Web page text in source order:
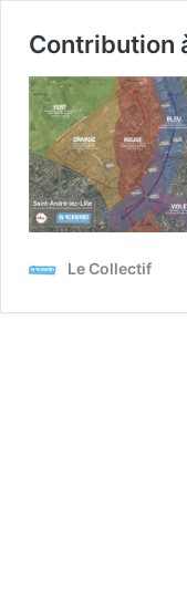
Contribution
Le Collectif